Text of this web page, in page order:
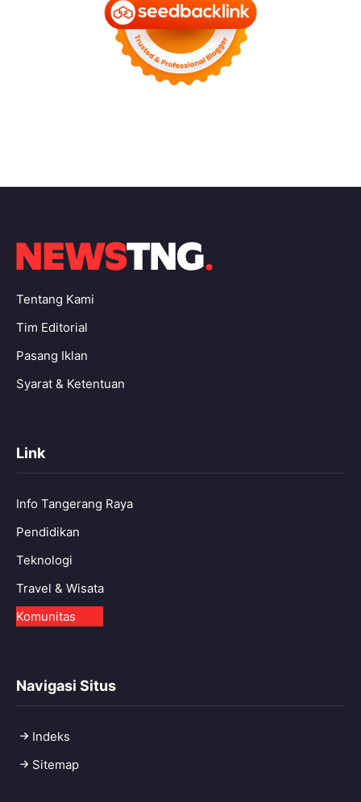
Tentang Kami
Tim Editorial
Pasang Iklan
Syarat & Ketentuan
Link
Info Tangerang Raya
Pendidikan
Teknologi
Travel & Wisata
Komunitas
Navigasi Situs
Indeks
Sitemap